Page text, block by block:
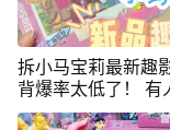
拆小马宝莉最新趣
背爆率太低了！ 有
吗？